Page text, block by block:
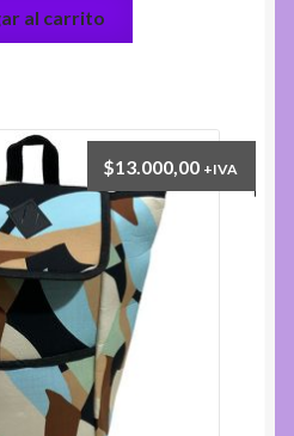
al carrito
$13.000,00 +IVA